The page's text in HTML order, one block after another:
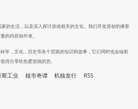
的生活，以及深入探讨游戏相关的文化。我们开发原创的播客
的内容创作者。
学，文化，历史等各个层面的知识和故事，它们同时也会辐射
得分享给热爱游戏的您。
斯工业 核市奇谭 机核发行 RSS